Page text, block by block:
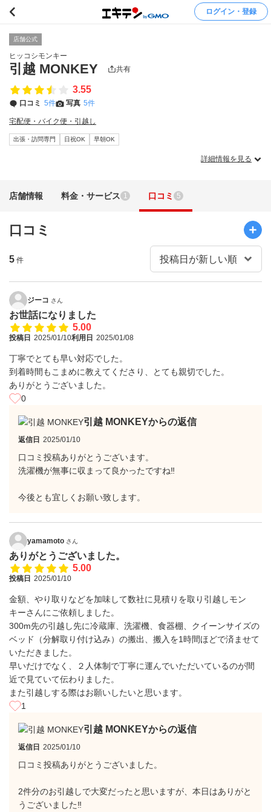
ログイン・登録
店舗公式
ヒッコシモンキー
引越 MONKEY 共有
3.55
口コミ 5件 写真 5件
宅配便・バイク便・引越し
出張・訪問専門 日祝OK 早朝OK
詳細情報を見る
店舗情報 料金・サービス 1 口コミ 5
口コミ
5 件
ジーコ さん
お世話になりました
5.00
投稿日 2025/01/10利用日 2025/01/08
丁寧でとても早い対応でした。
到着時間もこまめに教えてくださり、とても親切でした。
ありがとうございました。
0
引越 MONKEYからの返信
返信日 2025/01/10
口コミ投稿ありがとうございます。
洗濯機が無事に収まって良かったですね‼︎
今後とも宜しくお願い致します。
yamamoto さん
ありがとうございました。
5.00
投稿日 2025/01/10
金額、やり取りなどを加味して数社に見積りを取り引越しモン
キーさんにご依頼しました。
300m先の引越し先に冷蔵庫、洗濯機、食器棚、クイーンサイズの
ベッド（分解取り付け込み）の搬出、搬入を1時間ほどで済ませて
いただきました。
早いだけでなく、２人体制で丁寧に運んでいただいているのが間
近で見ていて伝わりました。
また引越しする際はお願いしたいと思います。
1
引越 MONKEYからの返信
返信日 2025/01/10
口コミ投稿ありがとうございました。
2件分のお引越しで大変だったと思いますが、本日はありがと
うございました‼︎